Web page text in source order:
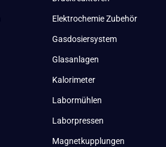
Elektrochemie Zubehör
Gasdosiersystem
Glasanlagen
Kalorimeter
Labormühlen
Laborpressen
Magnetkupplungen